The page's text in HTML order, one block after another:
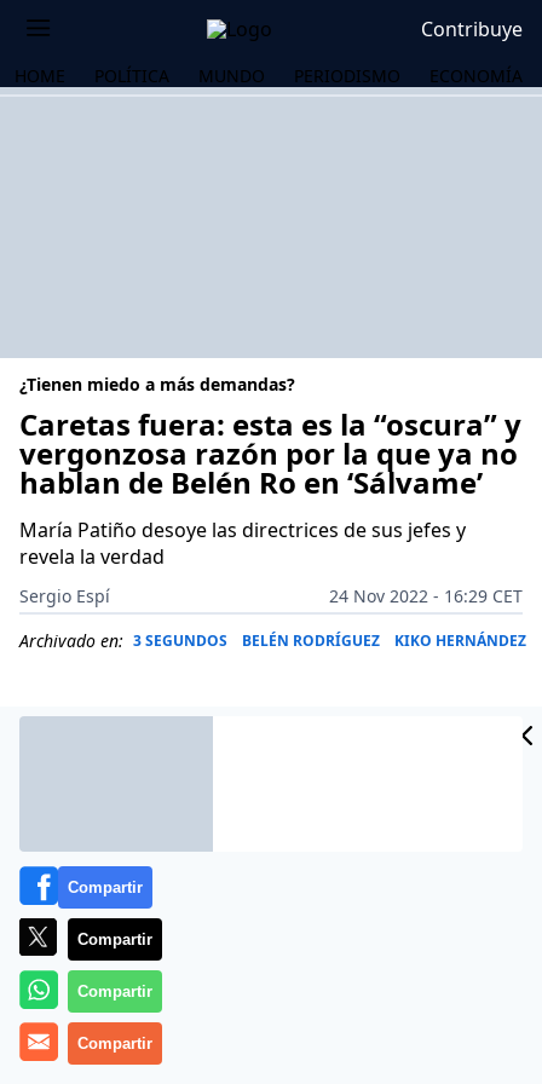
Contribuye
HOME POLÍTICA MUNDO PERIODISMO ECONOMÍA
¿Tienen miedo a más demandas?
Caretas fuera: esta es la “oscura” y
vergonzosa razón por la que ya no
hablan de Belén Ro en ‘Sálvame’
María Patiño desoye las directrices de sus jefes y
revela la verdad
Sergio Espí
24 Nov 2022 - 16:29 CET
Archivado en: 3 SEGUNDOS BELÉN RODRÍGUEZ KIKO HERNÁNDEZ
Es la táctica de siempre en el cortijo de
Vázquez, poner a caldo pota a un colaborador para tratar
Compartir
Compartir
Compartir
Compartir